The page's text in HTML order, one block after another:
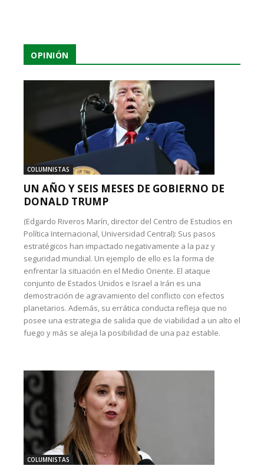
OPINIÓN
COLUMNISTAS
UN AÑO Y SEIS MESES DE GOBIERNO DE
DONALD TRUMP
(Edgardo Riveros Marín, director del Centro de Estudios en
Política Internacional, Universidad Central): Sus pasos
estratégicos han impactado negativamente a la paz y
seguridad mundial. Un ejemplo de ello es la forma de
enfrentar la situación en el Medio Oriente. El ataque
conjunto de Estados Unidos e Israel a Irán es una
demostración de agravamiento del conflicto con efectos
planetarios. Además, su errática conducta refleja que no
posee una estrategia de salida que de viabilidad a un alto el
fuego y más se aleja la posibilidad de una paz estable.
COLUMNISTAS